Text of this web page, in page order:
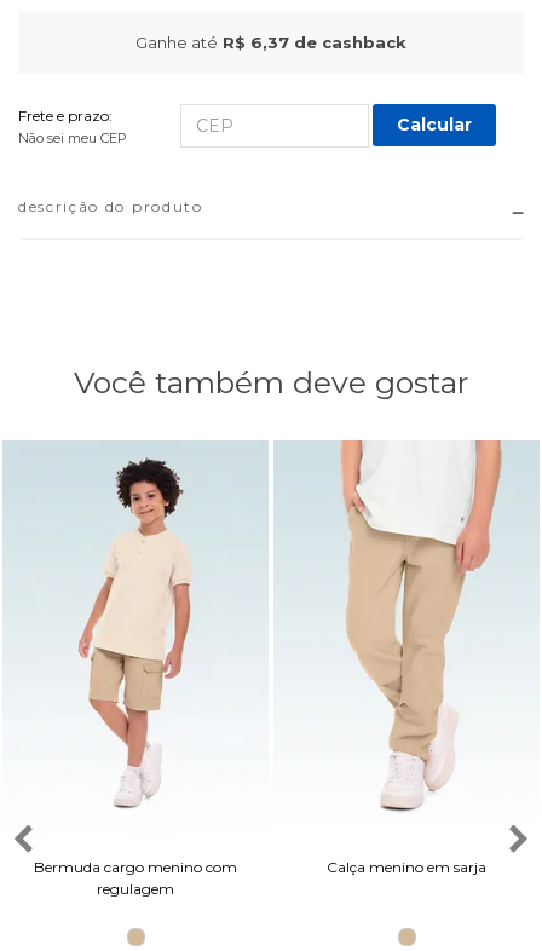
Ganhe até R$ 6,37 de cashback
Frete e prazo:
Não sei meu CEP
Calcular
descrição do produto
Você também deve gostar
Bermuda cargo menino com
regulagem
Calça menino em sarja